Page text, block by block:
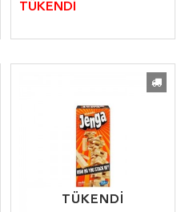
TÜKENDİ
TÜKENDİ
TÜKENDİ